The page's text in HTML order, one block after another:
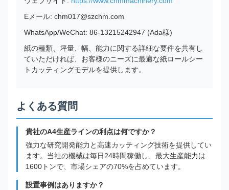
Eメール: chm017@szchm.com
WhatsApp/WeChat: 86-13215242947 (Ada様)
紙の種類、坪量、幅、能力に関する詳細な要件を共有し
ていただければ、お客様のニーズに最適な紙ロールシー
トカッティングモデルを提供します。
よくある質問
貴社のA4生産ラインの利点は何ですか？
強力な研究開発能力と高速カッティング技術を提供してい
ます。当社の機械は毎日24時間稼働し、最大生産能力は
1600トンで、市場シェアの70%を占めています。
設置事例はありますか？